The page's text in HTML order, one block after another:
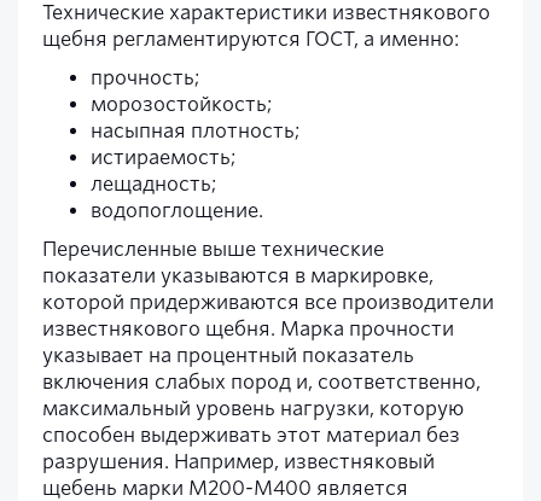
Технические характеристики известнякового
щебня регламентируются ГОСТ, а именно:
прочность;
морозостойкость;
насыпная плотность;
истираемость;
лещадность;
водопоглощение.
Перечисленные выше технические
показатели указываются в маркировке,
которой придерживаются все производители
известнякового щебня. Марка прочности
указывает на процентный показатель
включения слабых пород и, соответственно,
максимальный уровень нагрузки, которую
способен выдерживать этот материал без
разрушения. Например, известняковый
щебень марки М200-М400 является